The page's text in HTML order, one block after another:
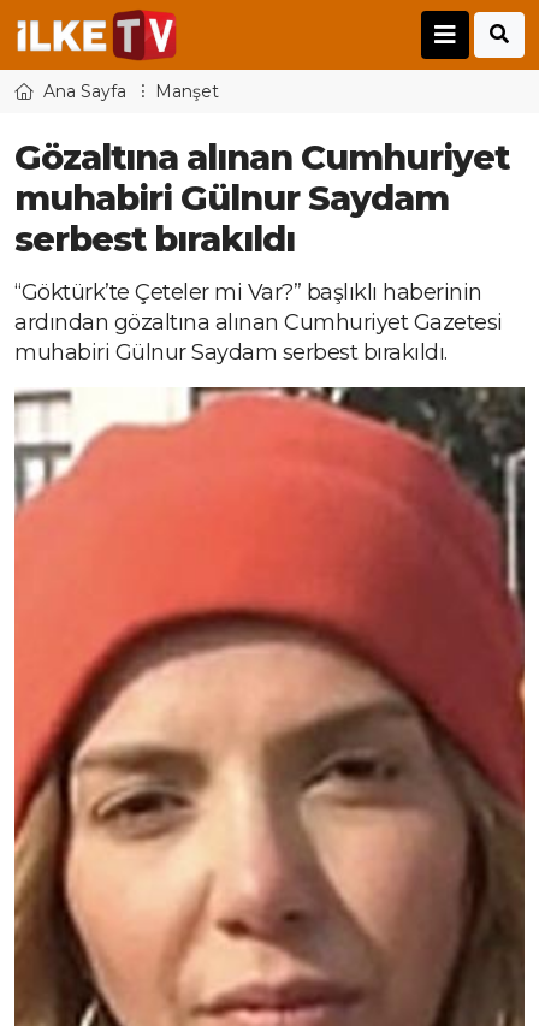
Ana Sayfa Manşet
Gözaltına alınan Cumhuriyet
muhabiri Gülnur Saydam
serbest bırakıldı
“Göktürk’te Çeteler mi Var?” başlıklı haberinin
ardından gözaltına alınan Cumhuriyet Gazetesi
muhabiri Gülnur Saydam serbest bırakıldı.